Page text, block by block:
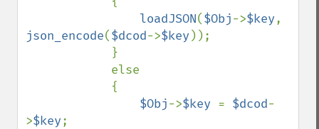
loadJSON($Obj->$key
json_encode($dcod->$key ));
$Obj->$key = $dcod-
>$key;